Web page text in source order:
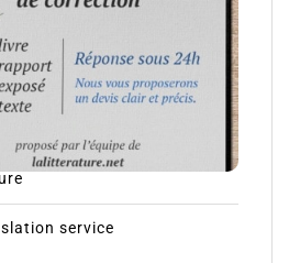
service